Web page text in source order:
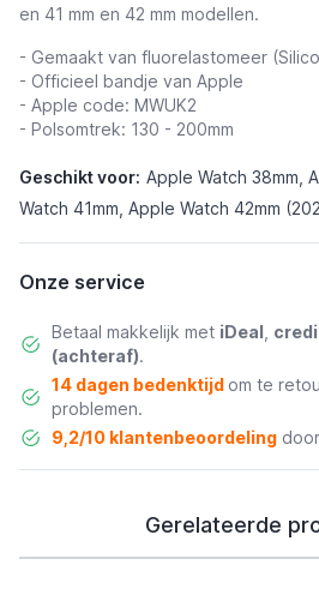
en 41 mm en 42 mm modellen.
- Gemaakt van fluorelastomeer
- Officieel bandje van Apple
- Apple code: MWUK2
- Polsomtrek: 130 - 200mm
Geschikt voor: Apple Watch 38mm,
Watch 41mm, Apple Watch 42mm
Onze service
Betaal makkelijk met iDeal
(achteraf).
14 dagen bedenktijd om te
problemen.
9,2/10 klantenbeoordelingdoor
Gerelateerde